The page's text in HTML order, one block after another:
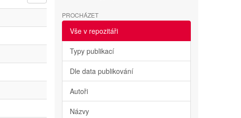
PROCHÁZET
Vše v repozitáři
Typy publikací
Dle data publikování
Autoři
Názvy